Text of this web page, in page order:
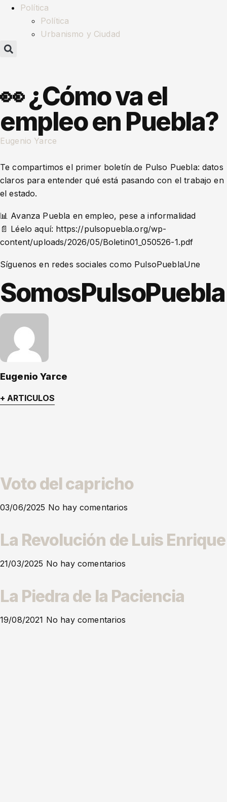
Política
Política
Urbanismo y Ciudad
👀 ¿Cómo va el
empleo en Puebla?
Eugenio Yarce
Te compartimos el primer boletín de Pulso Puebla: datos
claros para entender qué está pasando con el trabajo en
el estado.
📊 Avanza Puebla en empleo, pese a informalidad
📄 Léelo aquí: https://pulsopuebla.org/wp-
content/uploads/2026/05/Boletin01_050526-1.pdf
Síguenos en redes sociales como PulsoPueblaUne
SomosPulsoPuebla
Eugenio Yarce
+ ARTICULOS
Voto del capricho
03/06/2025 No hay comentarios
La Revolución de Luis Enrique
21/03/2025 No hay comentarios
La Piedra de la Paciencia
19/08/2021 No hay comentarios